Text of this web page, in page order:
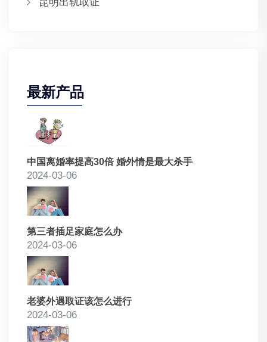
最新产品
中国离婚率提高30倍 婚外情是最大杀手
2024-03-06
第三者插足家庭怎么办
2024-03-06
老婆外遇取证该怎么进行
2024-03-06